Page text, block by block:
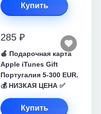
Купить
285 ₽
🍎 Подарочная карта
Apple iTunes Gift
Португалия 5-300 EUR.
💰 НИЗКАЯ ЦЕНА ✅
Купить